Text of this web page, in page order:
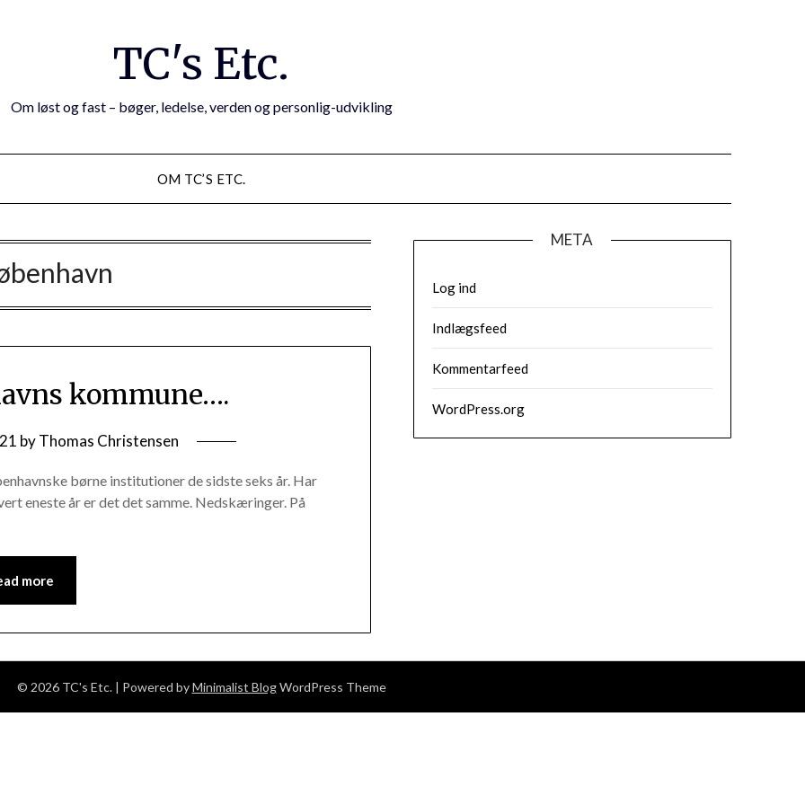
TC's Etc.
Om løst og fast – bøger, ledelse, verden og personlig-udvikling
OM TC’S ETC.
kommune….
byThomas Christensen
børne institutioner de sidste seks år. Har
eneste år er det det samme. Nedskæringer. På
more
META
Log ind
Indlægsfeed
Kommentarfeed
WordPress.org
© 2026 TC's Etc. | Powered byMinimalist BlogWordPress Theme